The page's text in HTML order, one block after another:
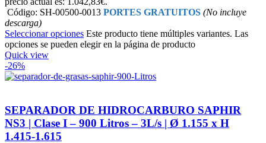
Código: SH-00500-0013 PORTES GRATUITOS (No incluye
descarga)
Seleccionar opciones Este producto tiene múltiples variantes. Las
opciones se pueden elegir en la página de producto
Quick view
-26%
SEPARADOR DE HIDROCARBURO SAPHIR
NS3 | Clase I – 900 Litros – 3L/s | Ø 1.155 x H
1.415-1.615